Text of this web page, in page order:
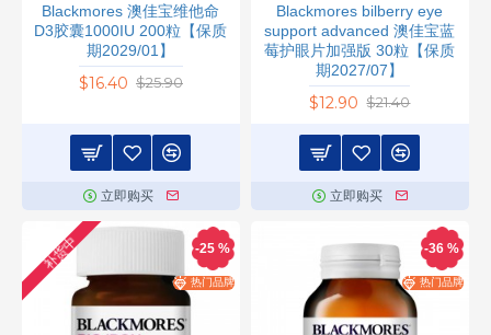
Blackmores 澳佳宝维他命
D3胶囊1000IU 200粒【保质
期2029/01】
$16.40 $25.90
立即购买
Blackmores bilberry eye
support advanced 澳佳宝蓝
莓护眼片加强版 30粒【保质
期2027/07】
$12.90 $21.40
立即购买
热门品牌
-25 %
补货中
热门品牌
-36 %